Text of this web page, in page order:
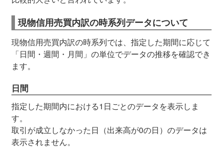
現物信用売買内訳の時系列データについて
現物信用売買内訳の時系列では、指定した期間に応じて
「日間・週間・月間」の単位でデータの推移を確認でき
ます。
日間
指定した期間内における1日ごとのデータを表示しま
す。
取引が成立しなかった日（出来高が0の日）のデータは
表示されません。